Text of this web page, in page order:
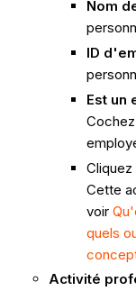
Nom
ID
Est un
Cliquez
Cette
voir
quels
Activité